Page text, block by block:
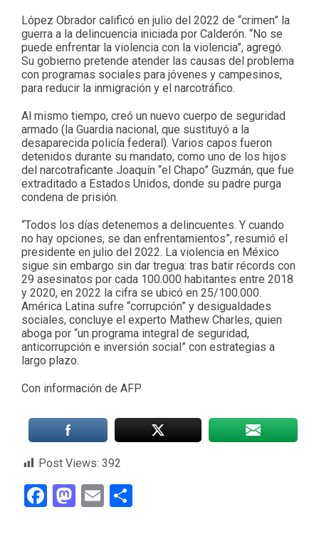
López Obrador calificó en julio del 2022 de “crimen” la
guerra a la delincuencia iniciada por Calderón. “No se
puede enfrentar la violencia con la violencia”, agregó.
Su gobierno pretende atender las causas del problema
con programas sociales para jóvenes y campesinos,
para reducir la inmigración y el narcotráfico.
Al mismo tiempo, creó un nuevo cuerpo de seguridad
armado (la Guardia nacional, que sustituyó a la
desaparecida policía federal). Varios capos fueron
detenidos durante su mandato, como uno de los hijos
del narcotraficante Joaquín “el Chapo” Guzmán, que fue
extraditado a Estados Unidos, donde su padre purga
condena de prisión.
“Todos los días detenemos a delincuentes. Y cuando
no hay opciones, se dan enfrentamientos”, resumió el
presidente en julio del 2022. La violencia en México
sigue sin embargo sin dar tregua: tras batir récords con
29 asesinatos por cada 100.000 habitantes entre 2018
y 2020, en 2022 la cifra se ubicó en 25/100.000.
América Latina sufre “corrupción” y desigualdades
sociales, concluye el experto Mathew Charles, quien
aboga por “un programa integral de seguridad,
anticorrupción e inversión social” con estrategias a
largo plazo.
Con información de AFP
Post Views: 392
Facebook
Mastodon
Email